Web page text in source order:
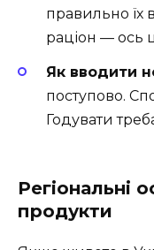
правильно їх
раціон — ось
Як вводити
поступово.
Годувати
Регіональні
продукти